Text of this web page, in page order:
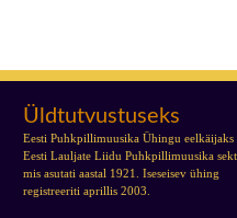
Üldtutvustuseks
Eesti Puhkpillimuusika Ühingu eelkäijaks
Eesti Lauljate Liidu Puhkpillimuusika
mis asutati aastal 1921. Iseseisev ühing
registreeriti aprillis 2003.